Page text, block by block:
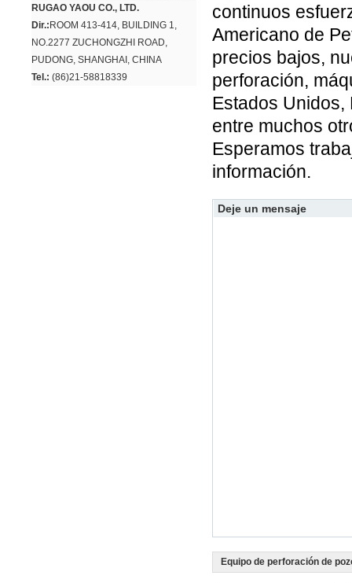
RUGAO YAOU CO., LTD.
Dir.: ROOM 413-414, BUILDING 1,
NO.2277 ZUCHONGZHI ROAD,
PUDONG, SHANGHAI, CHINA
Tel.: (86)21-58818339
continuos
Americano de
precios bajos,
perforación,
Estados Unidos,
entre muchos
Esperamos
información.
Deje un mensaje
Equipo de perforación de